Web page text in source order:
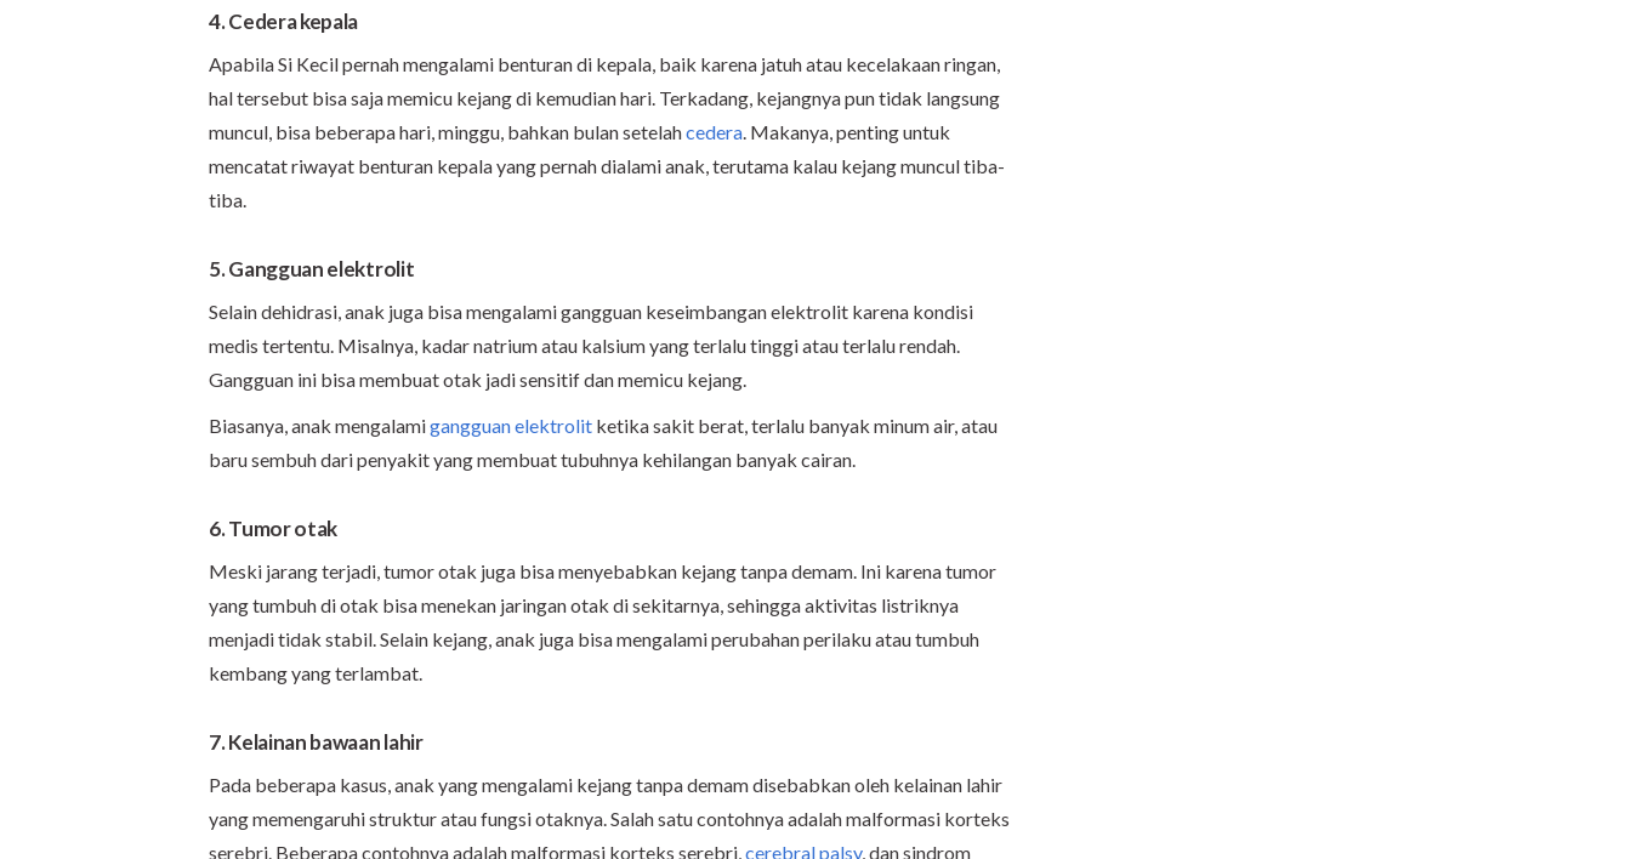
4. Cedera kepala
Apabila Si Kecil pernah mengalami benturan di kepala, baik karena jatuh atau kecelakaan ringan,
hal tersebut bisa saja memicu kejang di kemudian hari. Terkadang, kejangnya pun tidak langsung
muncul, bisa beberapa hari, minggu, bahkan bulan setelahcedera. Makanya, penting untuk
mencatat riwayat benturan kepala yang pernah dialami anak, terutama kalau kejang muncul tiba-
tiba.
5. Gangguan elektrolit
Selain dehidrasi, anak juga bisa mengalami gangguan keseimbangan elektrolit karena kondisi
medis tertentu. Misalnya, kadar natrium atau kalsium yang terlalu tinggi atau terlalu rendah.
Gangguan ini bisa membuat otak jadi sensitif dan memicu kejang.
Biasanya, anak mengalamigangguan elektrolit ketika sakit berat, terlalu banyak minum air, atau
baru sembuh dari penyakit yang membuat tubuhnya kehilangan banyak cairan.
6. Tumor otak
Meski jarang terjadi, tumor otak juga bisa menyebabkan kejang tanpa demam. Ini karena tumor
yang tumbuh di otak bisa menekan jaringan otak di sekitarnya, sehingga aktivitas listriknya
menjadi tidak stabil. Selain kejang, anak juga bisa mengalami perubahan perilaku atau tumbuh
kembang yang terlambat.
7. Kelainan bawaan lahir
Pada beberapa kasus, anak yang mengalami kejang tanpa demam disebabkan oleh kelainan lahir
yang memengaruhi struktur atau fungsi otaknya. Salah satu contohnya adalah malformasi korteks
serebri. Beberapa contohnya adalah malformasi korteks serebri,cerebral palsy, dan sindrom